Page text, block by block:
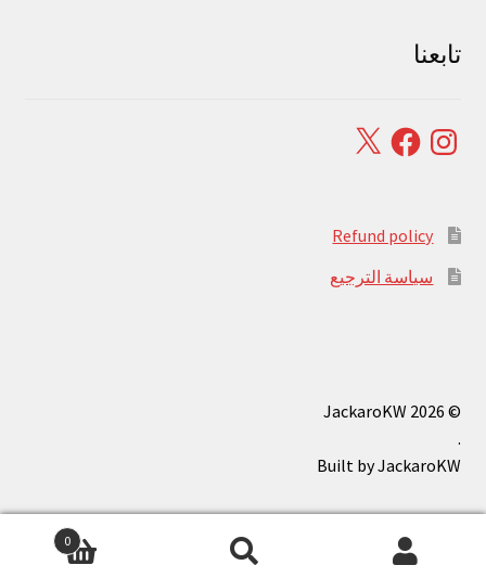
تابعنا
Instagram
Facebook
X
Refund policy
سياسة الترجيع
© JackaroKW 2026
.
0